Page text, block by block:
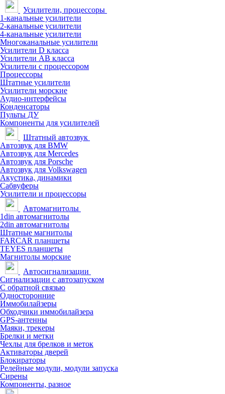
Усилители, процессоры
1-канальные усилители
2-канальные усилители
4-канальные усилители
Многоканальные усилители
Усилители D класса
Усилители АВ класса
Усилители с процессором
Процессоры
Штатные усилители
Усилители морские
Аудио-интерфейсы
Конденсаторы
Пульты ДУ
Компоненты для усилителей
Штатный автозвук
Автозвук для BMW
Автозвук для Mercedes
Автозвук для Porsche
Автозвук для Volkswagen
Акустика, динамики
Сабвуферы
Усилители и процессоры
Автомагнитолы
1din автомагнитолы
2din автомагнитолы
Штатные магнитолы
FARCAR планшеты
TEYES планшеты
Магнитолы морские
Автосигнализации
Сигнализации с автозапуском
С обратной связью
Односторонние
Иммобилайзеры
Обходчики иммобилайзера
GPS-антенны
Маяки, трекеры
Брелки и метки
Чехлы для брелков и меток
Активаторы дверей
Блокираторы
Релейные модули, модули запуска
Сирены
Компоненты, разное